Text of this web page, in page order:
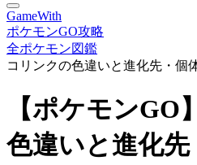
GameWith
ポケモンGO攻略
全ポケモン図鑑
コリンクの色違いと進化先・個
【ポケモンGO
色違いと進化